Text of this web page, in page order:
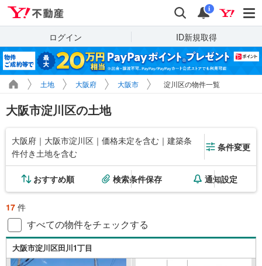
検索 通知
i
ログイン ID新規取得
土地 大阪府 大阪市 淀川区の物件一覧
大阪市淀川区の土地
大阪府｜大阪市淀川区｜価格未定を含む｜建築条
件付き土地を含む
条件変更
おすすめ順 検索条件保存 通知設定
17 件
すべての物件をチェックする
大阪市淀川区田川1丁目